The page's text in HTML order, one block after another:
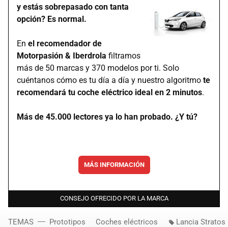
y estás sobrepasado con tanta
opción? Es normal.
En el recomendador de
Motorpasión & Iberdrola filtramos
más de 50 marcas y 370 modelos por ti. Solo
cuéntanos cómo es tu día a día y nuestro algoritmo te
recomendará tu coche eléctrico ideal en 2 minutos.
Más de 45.000 lectores ya lo han probado. ¿Y tú?
MÁS INFORMACIÓN
CONSEJO OFRECIDO POR LA MARCA
TEMAS Prototipos Coches eléctricos Lancia Stratos